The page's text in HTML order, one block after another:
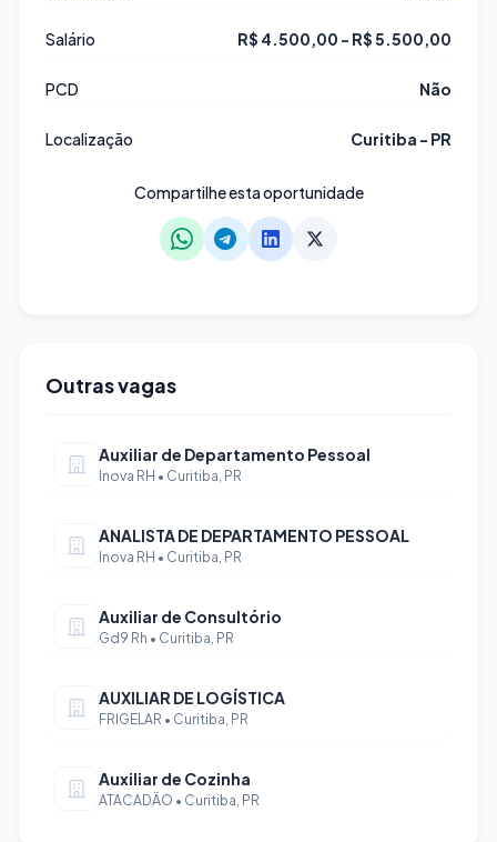
Salário R$ 4.500,00 - R$ 5.500,00
PCD Não
Localização Curitiba - PR
Compartilhe esta oportunidade
Outras vagas
Auxiliar de Departamento Pessoal
Inova RH • Curitiba, PR
ANALISTA DE DEPARTAMENTO PESSOAL
Inova RH • Curitiba, PR
Auxiliar de Consultório
Gd9 Rh • Curitiba, PR
AUXILIAR DE LOGÍSTICA
FRIGELAR • Curitiba, PR
Auxiliar de Cozinha
ATACADÃO • Curitiba, PR